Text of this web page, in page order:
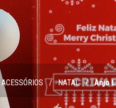
ACESSÓRIOS / NATAL / Anjo